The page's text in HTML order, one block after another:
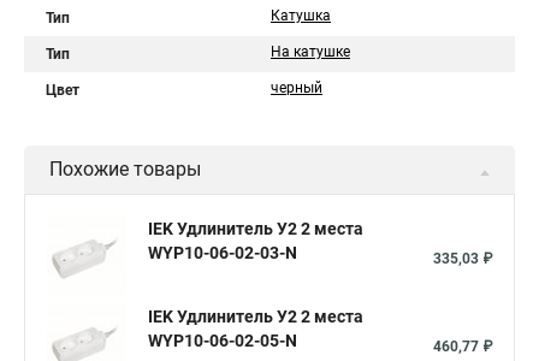
Тип Катушка
Тип На катушке
Цвет черный
Похожие товары
IEK Удлинитель У2 2 места
WYP10-06-02-03-N
335,03 ₽
IEK Удлинитель У2 2 места
WYP10-06-02-05-N
460,77 ₽